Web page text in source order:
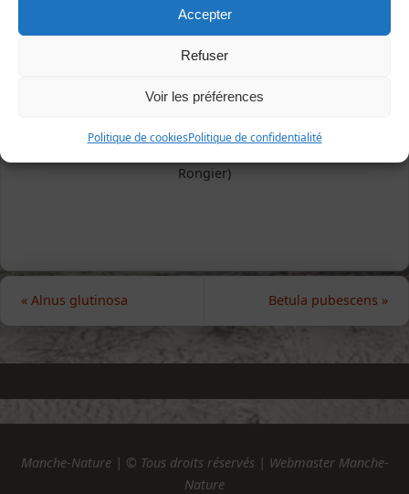
Accepter
Refuser
Voir les préférences
Politique de cookiesPolitique de confidentialité
Rongier)
«Alnus glutinosa Betula pubescens »
Manche-Nature | © Tous droits réservés | Webmaster Manche-
Nature